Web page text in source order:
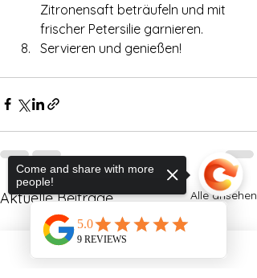
Zitronensaft beträufeln und mit
frischer Petersilie garnieren.
Servieren und genießen!
Aktuelle Beiträge Alle ansehen
Come and share with more
people!